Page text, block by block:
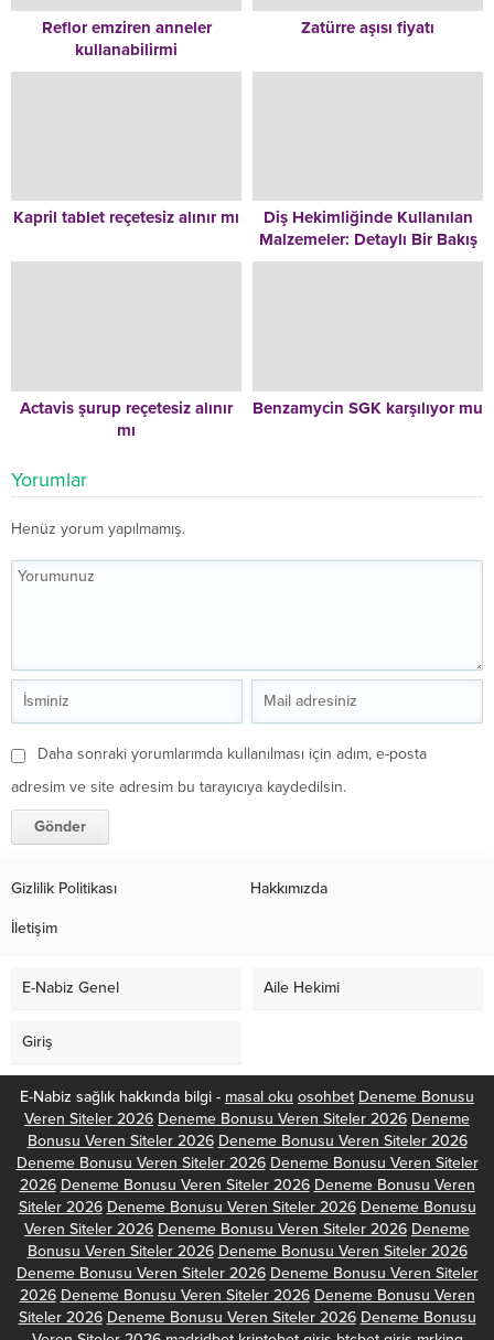
Reflor emziren anneler
kullanabilirmi
Zatürre aşısı fiyatı
Kapril tablet reçetesiz alınır mı
Diş Hekimliğinde Kullanılan
Malzemeler: Detaylı Bir Bakış
Actavis şurup reçetesiz alınır
mı
Benzamycin SGK karşılıyor mu
Yorumlar
Henüz yorum yapılmamış.
Daha sonraki yorumlarımda kullanılması için adım, e-posta
adresim ve site adresim bu tarayıcıya kaydedilsin.
Gizlilik Politikası Hakkımızda
İletişim
E-Nabiz Genel Aile Hekimi
Giriş
E-Nabiz sağlık hakkında bilgi - masal oku osohbet Deneme Bonusu
Veren Siteler 2026 Deneme Bonusu Veren Siteler 2026 Deneme
Bonusu Veren Siteler 2026 Deneme Bonusu Veren Siteler 2026
Deneme Bonusu Veren Siteler 2026 Deneme Bonusu Veren Siteler
2026 Deneme Bonusu Veren Siteler 2026 Deneme Bonusu Veren
Siteler 2026 Deneme Bonusu Veren Siteler 2026 Deneme Bonusu
Veren Siteler 2026 Deneme Bonusu Veren Siteler 2026 Deneme
Bonusu Veren Siteler 2026 Deneme Bonusu Veren Siteler 2026
Deneme Bonusu Veren Siteler 2026 Deneme Bonusu Veren Siteler
2026 Deneme Bonusu Veren Siteler 2026 Deneme Bonusu Veren
Siteler 2026 Deneme Bonusu Veren Siteler 2026 Deneme Bonusu